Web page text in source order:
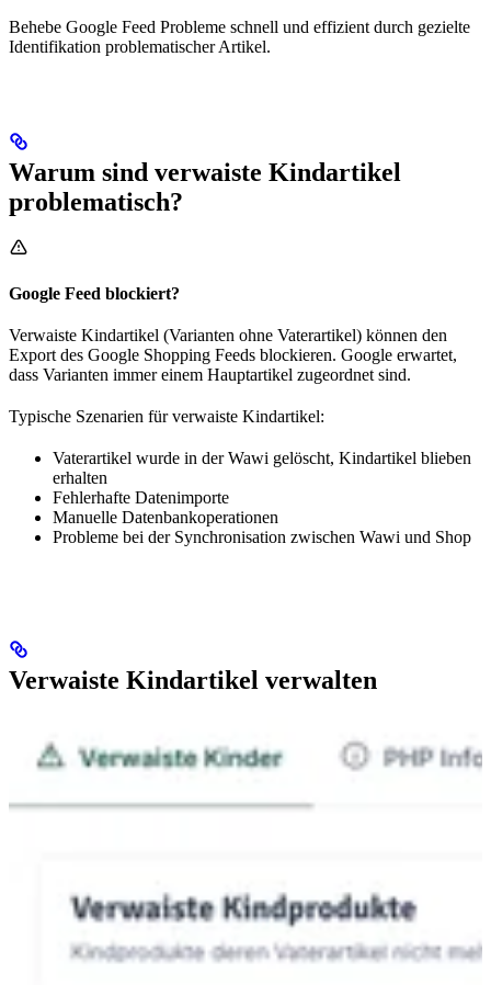
Behebe Google Feed Probleme schnell und effizient durch gezielte
Identifikation problematischer Artikel.
Warum sind verwaiste Kindartikel
problematisch?
Google Feed blockiert?
Verwaiste Kindartikel (Varianten ohne Vaterartikel) können den
Export des Google Shopping Feeds blockieren. Google erwartet,
dass Varianten immer einem Hauptartikel zugeordnet sind.
Typische Szenarien für verwaiste Kindartikel:
Vaterartikel wurde in der Wawi gelöscht, Kindartikel blieben
erhalten
Fehlerhafte Datenimporte
Manuelle Datenbankoperationen
Probleme bei der Synchronisation zwischen Wawi und Shop
Verwaiste Kindartikel verwalten